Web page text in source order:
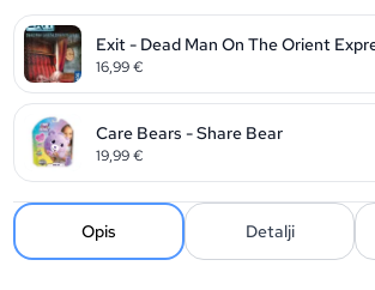
Exit - Dead Man On The Orient
16,99€
Care Bears - Share Bear
19,99€
Opis Detalji